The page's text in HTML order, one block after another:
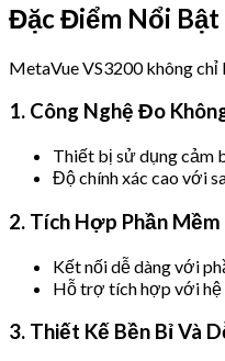
Đặc Điểm Nổi Bật
MetaVue VS3200 không chỉ
1. Công Nghệ Đo
Thiết bị sử dụng cảm
Độ chính xác cao với
2. Tích Hợp Phần
Kết nối dễ dàng với
Hỗ trợ tích hợp với hệ
3. Thiết Kế Bền Bỉ Và